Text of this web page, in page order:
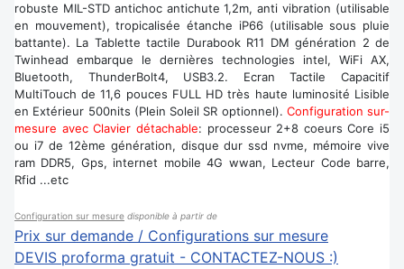
robuste MIL-STD antichoc antichute 1,2m, anti vibration (utilisable
en mouvement), tropicalisée étanche iP66 (utilisable sous pluie
battante). La Tablette tactile Durabook R11 DM génération 2 de
Twinhead embarque le dernières technologies intel, WiFi AX,
Bluetooth, ThunderBolt4, USB3.2. Ecran Tactile Capacitif
MultiTouch de 11,6 pouces FULL HD très haute luminosité Lisible
en Extérieur 500nits (Plein Soleil SR optionnel). Configuration sur-
mesure avec Clavier détachable: processeur 2+8 coeurs Core i5
ou i7 de 12ème génération, disque dur ssd nvme, mémoire vive
ram DDR5, Gps, internet mobile 4G wwan, Lecteur Code barre,
Rfid ...etc
Configuration sur mesure disponible à partir de
Prix sur demande / Configurations sur mesure
DEVIS proforma gratuit - CONTACTEZ-NOUS :)